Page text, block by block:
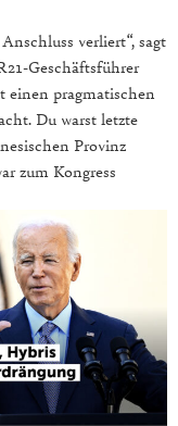
verliert“, sagt
Geschäftsführer
einen pragmatischen
Du warst letzte
Provinz
zum Kongress